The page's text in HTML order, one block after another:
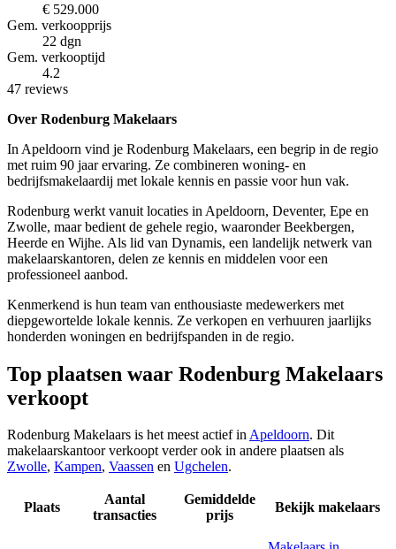
€ 529.000
Gem. verkoopprijs
22 dgn
Gem. verkooptijd
4.2
47 reviews
Over Rodenburg Makelaars
In Apeldoorn vind je Rodenburg Makelaars, een begrip in de regio
met ruim 90 jaar ervaring. Ze combineren woning- en
bedrijfsmakelaardij met lokale kennis en passie voor hun vak.
Rodenburg werkt vanuit locaties in Apeldoorn, Deventer, Epe en
Zwolle, maar bedient de gehele regio, waaronder Beekbergen,
Heerde en Wijhe. Als lid van Dynamis, een landelijk netwerk van
makelaarskantoren, delen ze kennis en middelen voor een
professioneel aanbod.
Kenmerkend is hun team van enthousiaste medewerkers met
diepgewortelde lokale kennis. Ze verkopen en verhuuren jaarlijks
honderden woningen en bedrijfspanden in de regio.
Top plaatsen waar Rodenburg Makelaars
verkoopt
Rodenburg Makelaars is het meest actief inApeldoorn. Dit
makelaarskantoor verkoopt verder ook in andere plaatsen als
Zwolle, Kampen, Vaassen en Ugchelen.
Plaats
Aantal
transacties
Gemiddelde
prijs
Bekijk makelaars